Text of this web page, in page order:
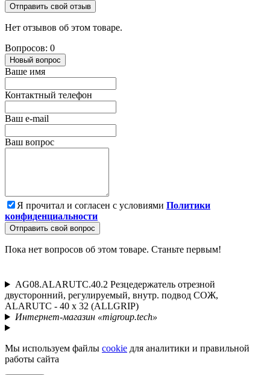
Отправить свой отзыв
Нет отзывов об этом товаре.
Вопросов: 0
Новый вопрос
Ваше имя
Контактный телефон
Ваш e-mail
Ваш вопрос
Я прочитал и согласен с условиями Политики
конфиденциальности
Отправить свой вопрос
Пока нет вопросов об этом товаре. Станьте первым!
AG08.ALARUTC.40.2 Резцедержатель отрезной
двусторонний, регулируемый, внутр. подвод СОЖ,
ALARUTC - 40 x 32 (ALLGRIP)
Интернет-магазин «migroup.tech»
Мы используем файлы cookie для аналитики и правильной
работы сайта